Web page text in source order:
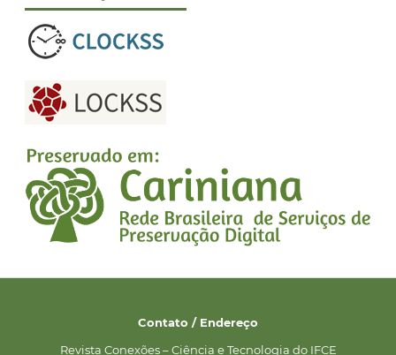
Contato / Endereço
Revista Conexões – Ciência e Tecnologia do IFCE